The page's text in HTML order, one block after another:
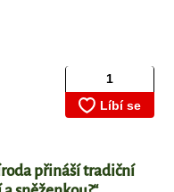
přináší tradiční